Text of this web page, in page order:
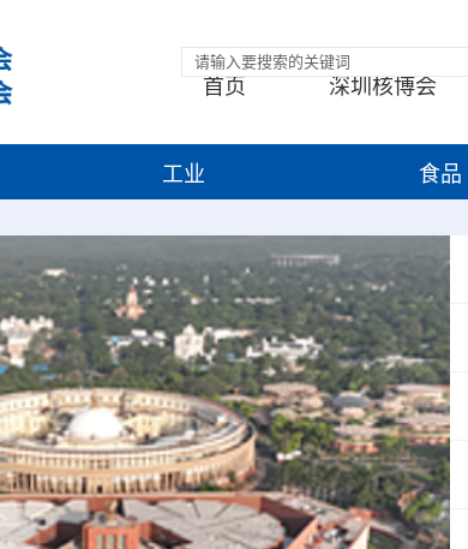
首页 深圳核博会
工业 食品